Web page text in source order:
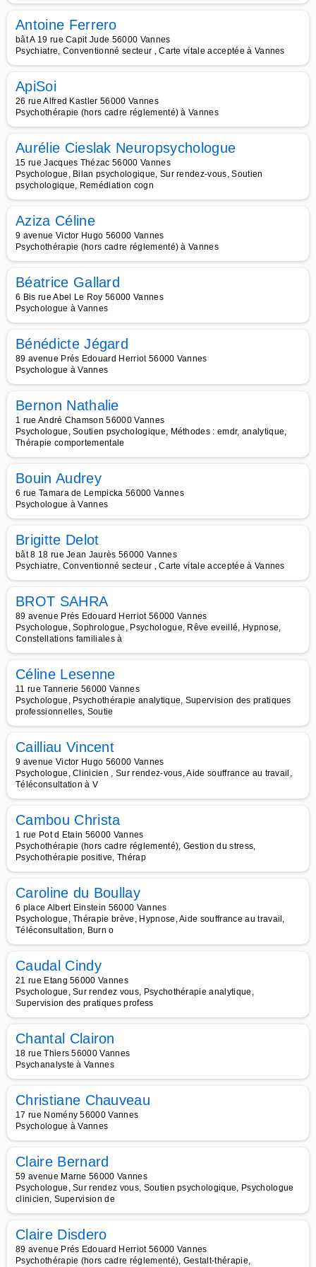
Antoine Ferrero
bât A 19 rue Capit Jude 56000 Vannes
Psychiatre, Conventionné secteur , Carte vitale acceptée à Vannes
ApiSoi
26 rue Alfred Kastler 56000 Vannes
Psychothérapie (hors cadre réglementé) à Vannes
Aurélie Cieslak Neuropsychologue
15 rue Jacques Thézac 56000 Vannes
Psychologue, Bilan psychologique, Sur rendez-vous, Soutien
psychologique, Remédiation cogn
Aziza Céline
9 avenue Victor Hugo 56000 Vannes
Psychothérapie (hors cadre réglementé) à Vannes
Béatrice Gallard
6 Bis rue Abel Le Roy 56000 Vannes
Psychologue à Vannes
Bénédicte Jégard
89 avenue Prés Edouard Herriot 56000 Vannes
Psychologue à Vannes
Bernon Nathalie
1 rue André Chamson 56000 Vannes
Psychologue, Soutien psychologique, Méthodes : emdr, analytique,
Thérapie comportementale
Bouin Audrey
6 rue Tamara de Lempicka 56000 Vannes
Psychologue à Vannes
Brigitte Delot
bât 8 18 rue Jean Jaurès 56000 Vannes
Psychiatre, Conventionné secteur , Carte vitale acceptée à Vannes
BROT SAHRA
89 avenue Prés Edouard Herriot 56000 Vannes
Psychologue, Sophrologue, Psychologue, Rêve eveillé, Hypnose,
Constellations familiales à
Céline Lesenne
11 rue Tannerie 56000 Vannes
Psychologue, Psychothérapie analytique, Supervision des pratiques
professionnelles, Soutie
Cailliau Vincent
9 avenue Victor Hugo 56000 Vannes
Psychologue, Clinicien , Sur rendez-vous, Aide souffrance au travail,
Téléconsultation à V
Cambou Christa
1 rue Pot d Etain 56000 Vannes
Psychothérapie (hors cadre réglementé), Gestion du stress,
Psychothérapie positive, Thérap
Caroline du Boullay
6 place Albert Einstein 56000 Vannes
Psychologue, Thérapie brève, Hypnose, Aide souffrance au travail,
Téléconsultation, Burn o
Caudal Cindy
21 rue Etang 56000 Vannes
Psychologue, Sur rendez vous, Psychothérapie analytique,
Supervision des pratiques profess
Chantal Clairon
18 rue Thiers 56000 Vannes
Psychanalyste à Vannes
Christiane Chauveau
17 rue Nomény 56000 Vannes
Psychologue à Vannes
Claire Bernard
59 avenue Marne 56000 Vannes
Psychologue, Sur rendez vous, Soutien psychologique, Psychologue
clinicien, Supervision de
Claire Disdero
89 avenue Prés Edouard Herriot 56000 Vannes
Psychothérapie (hors cadre réglementé), Gestalt-thérapie,